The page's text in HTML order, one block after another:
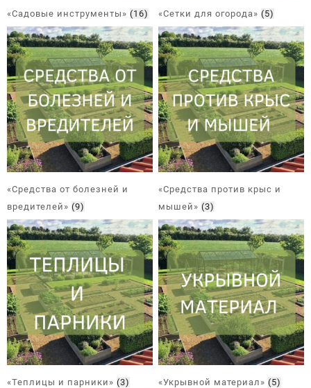
«Садовые инструменты» (16) «Сетки для огорода»(5)
«Средства от болезней и
вредителей» (9)
«Средства против крыс и
мышей»(3)
«Теплицы и парники» (3) «Укрывной материал»(5)